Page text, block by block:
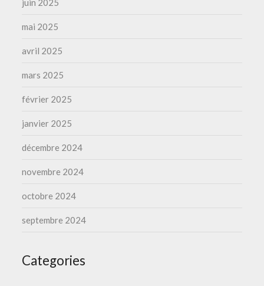
juin 2025
mai 2025
avril 2025
mars 2025
février 2025
janvier 2025
décembre 2024
novembre 2024
octobre 2024
septembre 2024
Categories